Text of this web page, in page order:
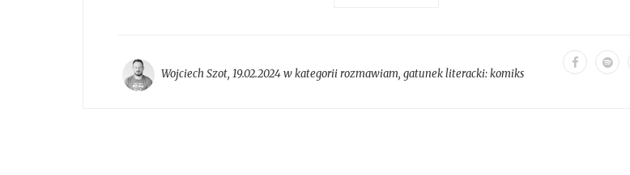
Wojciech Szot, 19.02.2024 w kategoriirozmawiam, gatunek literacki:komiks